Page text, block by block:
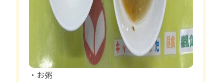
・お粥